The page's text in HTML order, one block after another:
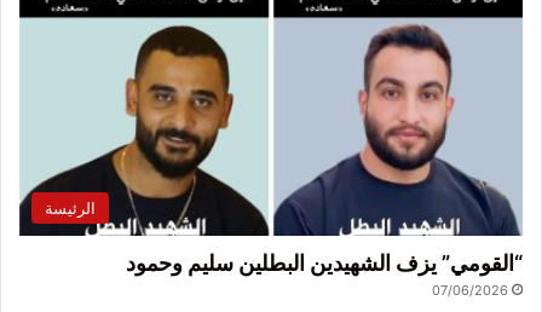
الرئيسة
“القومي” يزف الشهيدين البطلين سليم وحمود
07/06/2026